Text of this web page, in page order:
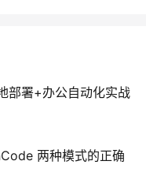
部署+办公自动化实战
两种模式的正确